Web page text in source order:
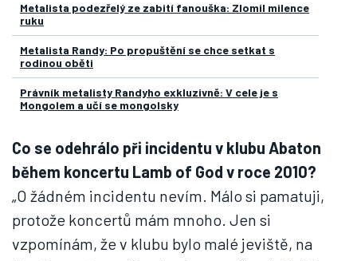
Metalista podezřelý ze zabití fanouška: Zlomil milence
ruku
Metalista Randy: Po propuštění se chce setkat s
rodinou oběti
Právník metalisty Randyho exkluzivně: V cele je s
Mongolem a učí se mongolsky
Co se odehrálo při incidentu v klubu Abaton
během koncertu Lamb of God v roce 2010?
„O žádném incidentu nevím. Málo si pamatuji,
protože koncertů mám mnoho. Jen si
vzpomínám, že v klubu bylo malé jeviště, na